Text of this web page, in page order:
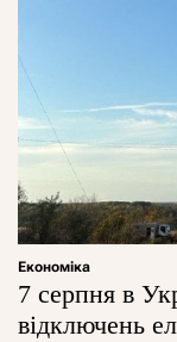
Економіка
7 серпня в
відключень